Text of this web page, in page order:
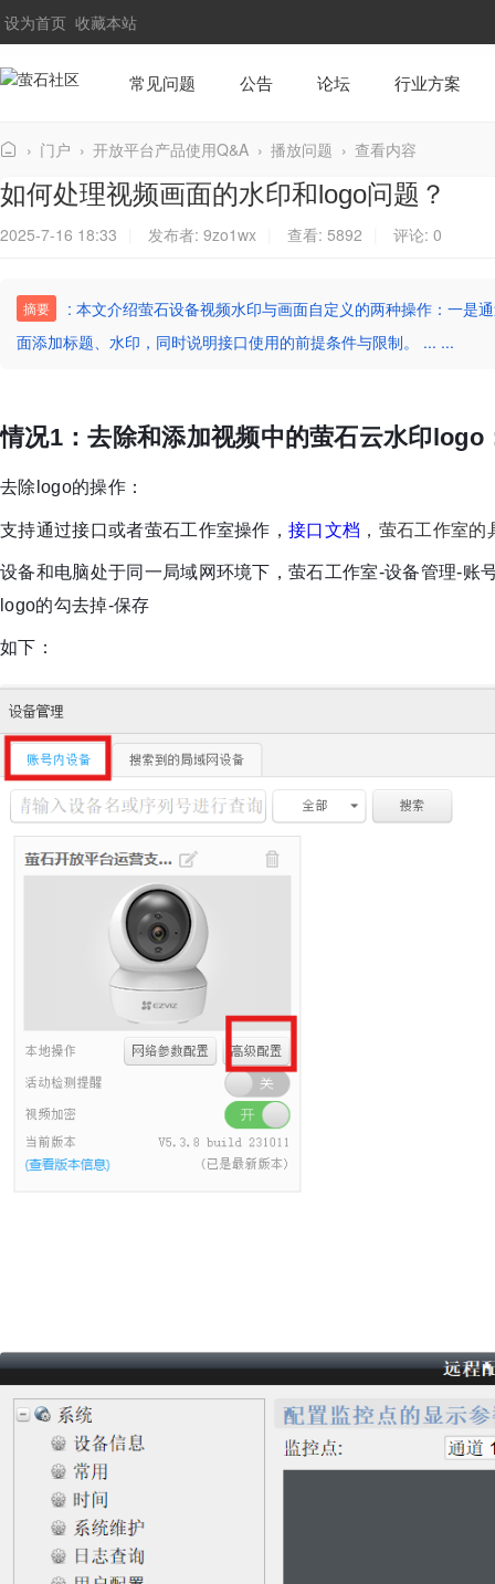
设为首页 收藏本站
常见问题 公告 论坛 行业方案
萤
石
社
› 门户 › 开放平台产品使用Q&A › 播放问题 › 查看内容
如何处理视频画面的水印和logo问题？
2025-7-16 18:33 发布者: 9zo1wx 查看: 5892 评论: 0
摘要
: 本文介绍萤石设备视频水印与画面自定义的两种操作：一是
面添加标题、水印，同时说明接口使用的前提条件与限制。 ... ...
情况1：去除和添加视频中的萤石云水印logo
去除logo的操作：
支持通过接口或者萤石工作室操作，接口文档 ，萤石工作室
设备和电脑处于同一局域网环境下，萤石工作室-设备管理-账
logo的勾去掉-保存
如下：